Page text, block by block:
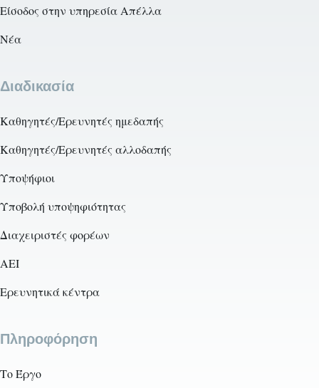
Είσοδος στην υπηρεσία Απέλλα
Νέα
Διαδικασία
Καθηγητές/Ερευνητές ημεδαπής
Καθηγητές/Ερευνητές αλλοδαπής
Υποψήφιοι
Υποβολή υποψηφιότητας
Διαχειριστές φορέων
AEI
Ερευνητικά κέντρα
Πληροφόρηση
Το Έργο